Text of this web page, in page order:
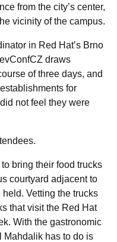
from the city’s center,
vicinity of the campus.
in Red Hat’s Brno
draws
of three days, and
for
not feel they were
bring their food trucks
courtyard adjacent to
Vetting the trucks
that visit the Red Hat
With the gastronomic
Mahdalik has to do is